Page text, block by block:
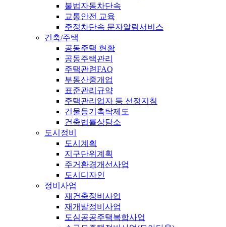
불법자동차단속
교통안전 교육
주정차단속 문자알림서비스
건축/주택
공동주택 현황
공동주택관리
주택관련FAQ
부동산중개업
표준관리규약
주택관리업자 등 선정지침
건물등기촉탁제도
건축법률상담소
도시정비
도시계획
지구단위계획
주거환경개선사업
도시디자인
정비사업
재건축정비사업
재개발정비사업
도심공공주택복합사업